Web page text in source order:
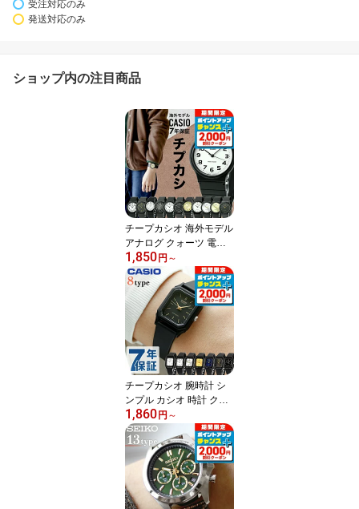
受注対応のみ
発送対応のみ
ショップ内の注目商品
チープカシオ 海外モデル
アナログ クォーツ 電池
式 メンズ レディース 腕
時計 シンプル MQ-24 CA
SIO チプカシ ブランド
おしゃれ 防水 小さい 軽
い かっこいい プレゼン
ト 実用的 学生 子供用 キ
ッズ 受験生 受験用 試験
用 受験対応 選べるモデ
ル
1,850 円 ～
チープカシオ 腕時計 シ
ンプル カシオ 時計 クオ
ーツ 電池式 メンズ レデ
ィース チプカシ アナロ
グ スクエア ブラック ホ
ワイト ゴールド シルバ
ー 黒 白 CASIO LQ-142
ブランド おしゃれ 防水
小さい 軽い かっこいい
1,860 円 ～